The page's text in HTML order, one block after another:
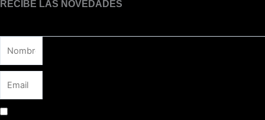
RECIBE LAS NOVEDADES